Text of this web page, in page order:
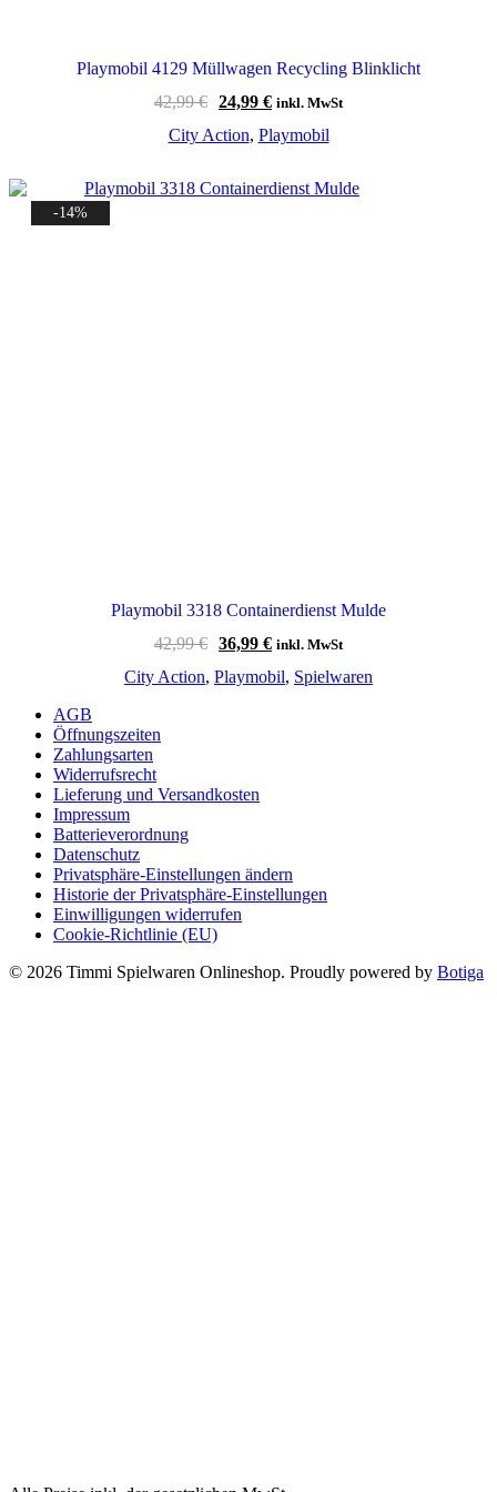
Playmobil 4129 Müllwagen Recycling Blinklicht
42,99€ Ursprünglicher
war:
24,99 €Aktueller
ist:
inkl. MwSt
City Action, Playmobil
-14%
Playmobil 3318 Containerdienst Mulde
42,99€ Ursprünglicher
war:
36,99 €Aktueller
ist:
inkl. MwSt
City Action, Playmobil, Spielwaren
AGB
Öffnungszeiten
Zahlungsarten
Widerrufsrecht
Lieferung und Versandkosten
Impressum
Batterieverordnung
Datenschutz
Privatsphäre-Einstellungen ändern
Historie der Privatsphäre-Einstellungen
Einwilligungen widerrufen
Cookie-Richtlinie (EU)
© 2026 Timmi Spielwaren Onlineshop. Proudly powered by Botiga